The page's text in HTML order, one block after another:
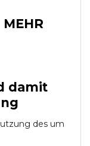
damit
des um